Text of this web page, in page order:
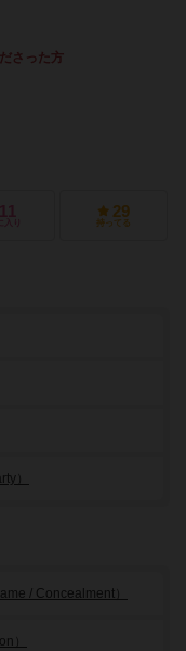
さった方
11
入り
29
持ってる
）
/ Concealment）
）